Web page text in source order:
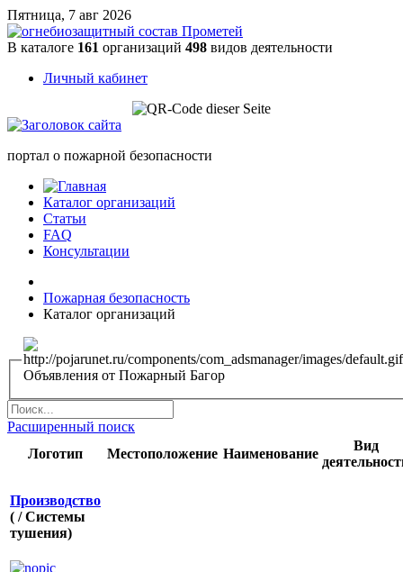
Пятница, 7 авг 2026
В каталоге 161 организаций 498 видов деятельности
Личный кабинет
портал о пожарной безопасности
Каталог организаций
Статьи
FAQ
Консультации
Пожарная безопасность
Каталог организаций
Объявления от Пожарный Багор
Расширенный поиск
Логотип
Местоположение Наименование
Вид
Производство
( / Системы
тушения)